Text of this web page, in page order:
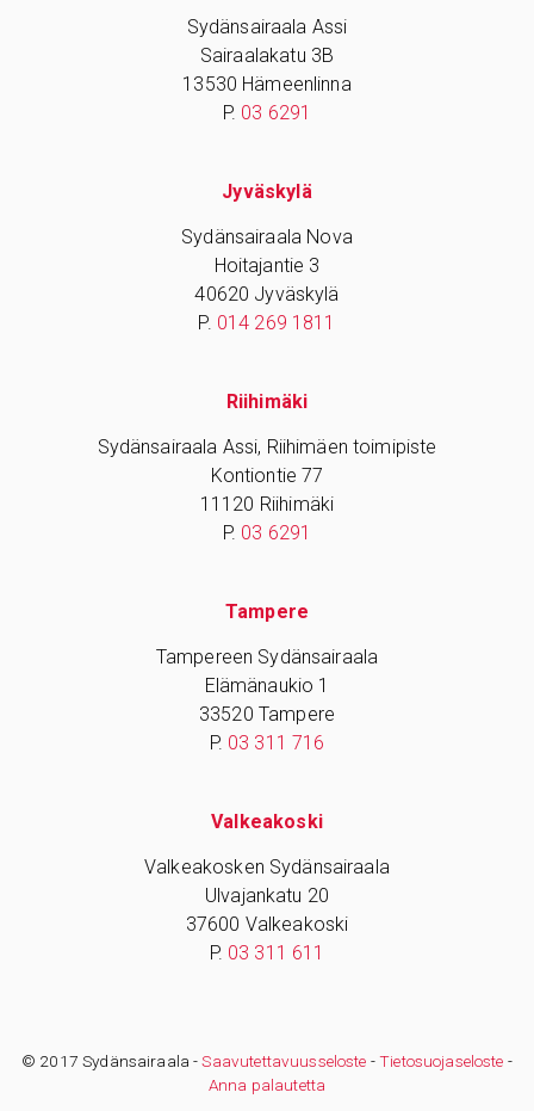
Sydänsairaala Assi
Sairaalakatu 3B
13530 Hämeenlinna
P. 03 6291
Jyväskylä
Sydänsairaala Nova
Hoitajantie 3
40620 Jyväskylä
P. 014 269 1811
Riihimäki
Sydänsairaala Assi, Riihimäen toimipiste
Kontiontie 77
11120 Riihimäki
P. 03 6291
Tampere
Tampereen Sydänsairaala
Elämänaukio 1
33520 Tampere
P. 03 311 716
Valkeakoski
Valkeakosken Sydänsairaala
Ulvajankatu 20
37600 Valkeakoski
P. 03 311 611
© 2017 Sydänsairaala -Saavutettavuusseloste -Tietosuojaseloste -
Anna palautetta